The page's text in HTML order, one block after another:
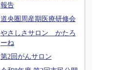
報告
道央圏周産期医療研修会
やさしさサロン かたろ
ーね
第2回がんサロン